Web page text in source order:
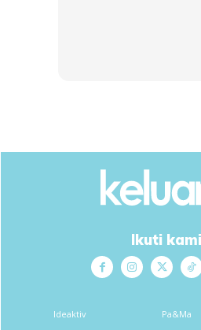
Ikuti
Ideaktiv Pa&Ma